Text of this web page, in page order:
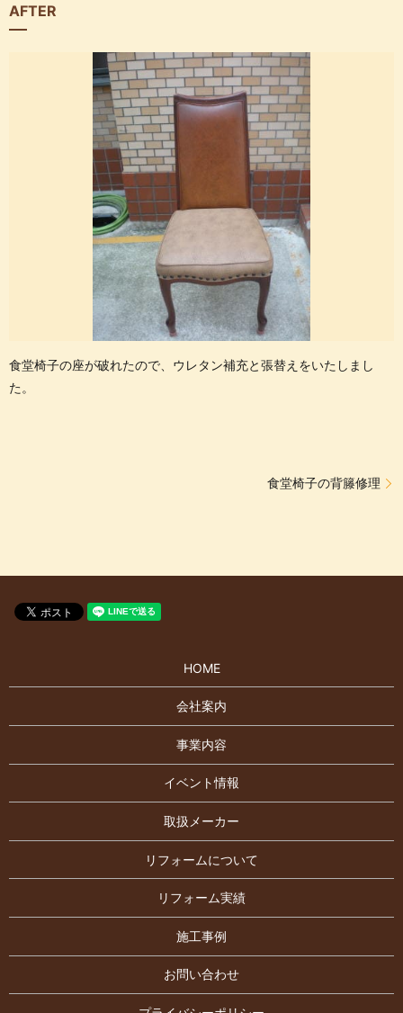
AFTER
食堂椅子の座が破れたので、ウレタン補充と張替えをいたしまし
た。
食堂椅子の背籐修理
HOME
会社案内
事業内容
イベント情報
取扱メーカー
リフォームについて
リフォーム実績
施工事例
お問い合わせ